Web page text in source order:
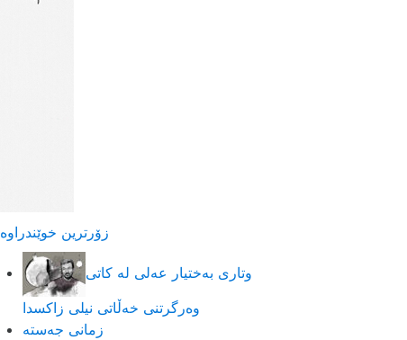
زۆرترین خوێندراوە
وتاری بەختیار عەلی لە کاتی
وەرگرتنی خەڵاتی نیلی زاکسدا
زمانی جەستە